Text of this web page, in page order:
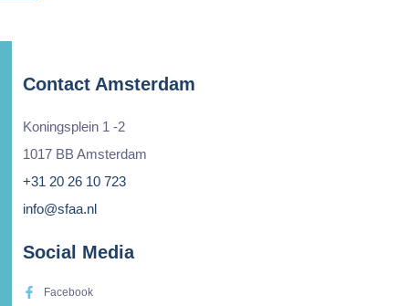
Contact Amsterdam
Koningsplein 1 -2
1017 BB Amsterdam
+31 20 26 10 723
info@sfaa.nl
Social Media
Facebook